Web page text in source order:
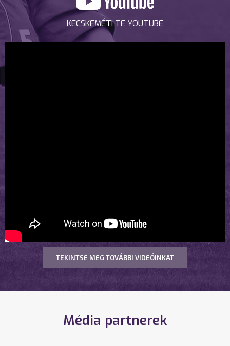
KECSKEMÉTI TE YOUTUBE
TEKINTSE MEG TOVÁBBI VIDEÓINKAT
Média partnerek